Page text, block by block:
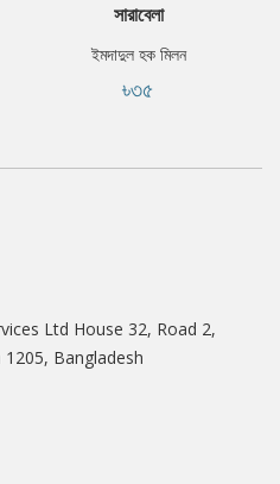
সারাবেলা
ইমদাদুল হক মিলন
৳৩৫
Ltd House 32, Road 2,
Bangladesh